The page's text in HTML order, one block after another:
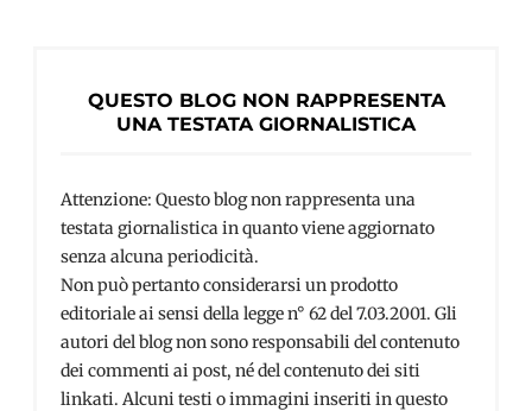
QUESTO BLOG NON RAPPRESENTA
UNA TESTATA GIORNALISTICA
Attenzione: Questo blog non rappresenta una
testata giornalistica in quanto viene aggiornato
senza alcuna periodicità.
Non può pertanto considerarsi un prodotto
editoriale ai sensi della legge n° 62 del 7.03.2001. Gli
autori del blog non sono responsabili del contenuto
dei commenti ai post, né del contenuto dei siti
linkati. Alcuni testi o immagini inseriti in questo